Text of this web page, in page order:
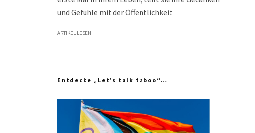
und Gefühle mit der Öffentlichkeit
ARTIKEL LESEN
Entdecke „Let’s talk taboo“…